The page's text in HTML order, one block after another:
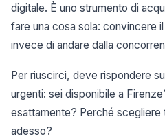
digitale. È uno strumento di
fare una cosa sola: convincere
invece di andare dalla
Per riuscirci, deve rispondere
urgenti: sei disponibile a
esattamente? Perché
adesso?